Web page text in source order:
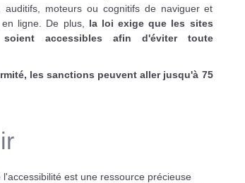
auditifs, moteurs ou cognitifs de naviguer et
ligne. De plus,
la loi exige que les sites
accessibles afin d'éviter toute
les sanctions peuvent aller jusqu'à 75
est une ressource précieuse